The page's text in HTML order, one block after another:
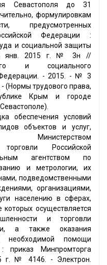
Севастополя до 31
формулировкам
предусмотренных
Федерации :
и социальной защиты
янв. 2015 г. № 3н //
и социального
Федерации. - 2015. - № 3
(Нормы трудового права,
Крым и городе
обеспечения условий
объектов и услуг,
Министерством
Российской
агентством по
и метрологии, их
подведомственными
организациями,
населению в сферах,
которых осуществляется
и торговли
а также оказания
помощи
приказ Минпромторга
г. № 4146. - Электрон.